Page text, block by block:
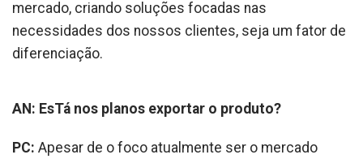
mercado, criando soluções focadas nas
necessidades dos nossos clientes, seja um fator de
diferenciação.
AN: EsTá nos planos exportar o produto?
PC: Apesar de o foco atualmente ser o mercado